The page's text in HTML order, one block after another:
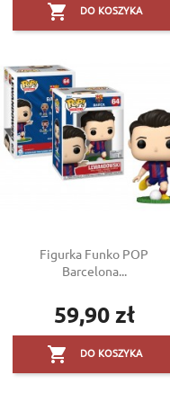
 DO KOSZYKA
Figurka Funko POP
Barcelona...
Cena
59,90 zł
 DO KOSZYKA